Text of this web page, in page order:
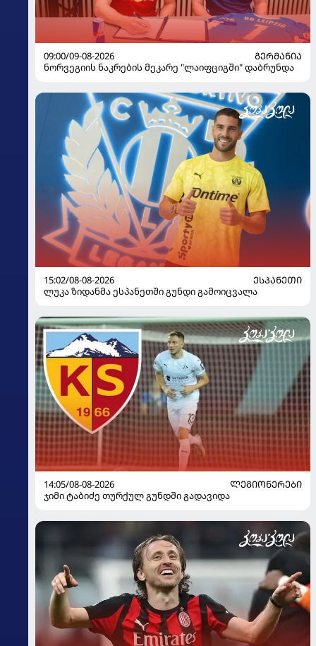
09:00/09-08-2026
ᲒᲔᲠᲛᲐᲜᲘᲐ
ნორვეგიის ნაკრების მეკარე "ლაიფციგში" დაბრუნდა
15:02/08-08-2026
ᲔᲡᲞᲐᲜᲔᲗᲘ
ლუკა ზიდანმა ესპანეთში გუნდი გამოიცვალა
14:05/08-08-2026
ᲚᲔᲒᲘᲝᲜᲔᲠᲔᲑᲘ
ჯიმი ტაბიძე თურქულ გუნდში გადავიდა